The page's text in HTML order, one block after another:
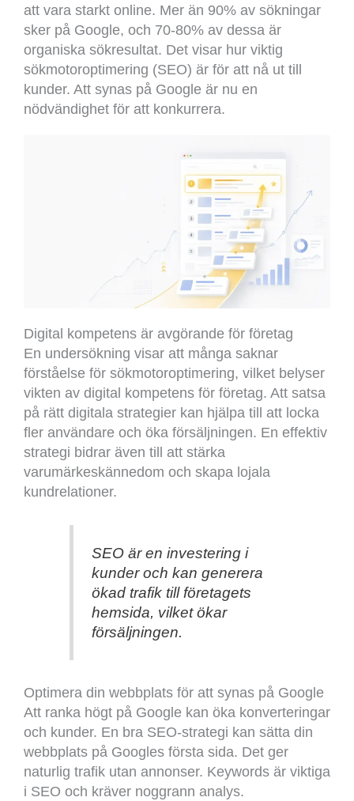
att vara starkt online. Mer än 90% av sökningar
sker på Google, och 70-80% av dessa är
organiska sökresultat. Det visar hur viktig
sökmotoroptimering (SEO) är för att nå ut till
kunder. Att synas på Google är nu en
nödvändighet för att konkurrera.
Digital kompetens är avgörande för företag
En undersökning visar att många saknar
förståelse för sökmotoroptimering, vilket belyser
vikten av digital kompetens för företag. Att satsa
på rätt digitala strategier kan hjälpa till att locka
fler användare och öka försäljningen. En effektiv
strategi bidrar även till att stärka
varumärkeskännedom och skapa lojala
kundrelationer.
SEO är en investering i
kunder och kan generera
ökad trafik till företagets
hemsida, vilket ökar
försäljningen.
Optimera din webbplats för att synas på Google
Att ranka högt på Google kan öka konverteringar
och kunder. En bra SEO-strategi kan sätta din
webbplats på Googles första sida. Det ger
naturlig trafik utan annonser. Keywords är viktiga
i SEO och kräver noggrann analys.